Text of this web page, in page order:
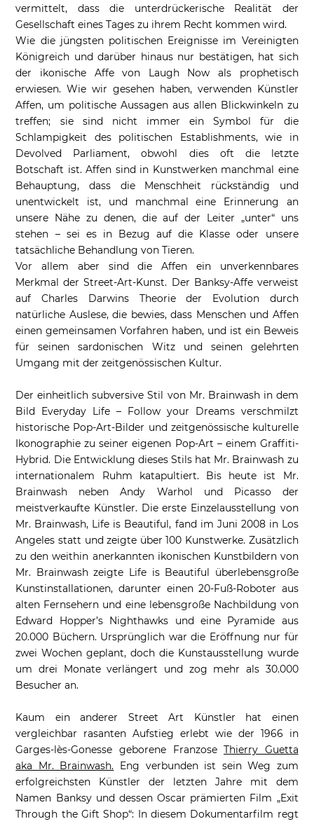
vermittelt, dass die unterdrückerische Realität der
Gesellschaft eines Tages zu ihrem Recht kommen wird.
Wie die jüngsten politischen Ereignisse im Vereinigten
Königreich und darüber hinaus nur bestätigen, hat sich
der ikonische Affe von Laugh Now als prophetisch
erwiesen. Wie wir gesehen haben, verwenden Künstler
Affen, um politische Aussagen aus allen Blickwinkeln zu
treffen; sie sind nicht immer ein Symbol für die
Schlampigkeit des politischen Establishments, wie in
Devolved Parliament, obwohl dies oft die letzte
Botschaft ist. Affen sind in Kunstwerken manchmal eine
Behauptung, dass die Menschheit rückständig und
unentwickelt ist, und manchmal eine Erinnerung an
unsere Nähe zu denen, die auf der Leiter „unter“ uns
stehen – sei es in Bezug auf die Klasse oder unsere
tatsächliche Behandlung von Tieren.
Vor allem aber sind die Affen ein unverkennbares
Merkmal der Street-Art-Kunst. Der Banksy-Affe verweist
auf Charles Darwins Theorie der Evolution durch
natürliche Auslese, die bewies, dass Menschen und Affen
einen gemeinsamen Vorfahren haben, und ist ein Beweis
für seinen sardonischen Witz und seinen gelehrten
Umgang mit der zeitgenössischen Kultur.
Der einheitlich subversive Stil von Mr. Brainwash in dem
Bild Everyday Life – Follow your Dreams verschmilzt
historische Pop-Art-Bilder und zeitgenössische kulturelle
Ikonographie zu seiner eigenen Pop-Art – einem Graffiti-
Hybrid. Die Entwicklung dieses Stils hat Mr. Brainwash zu
internationalem Ruhm katapultiert. Bis heute ist Mr.
Brainwash neben Andy Warhol und Picasso der
meistverkaufte Künstler. Die erste Einzelausstellung von
Mr. Brainwash, Life is Beautiful, fand im Juni 2008 in Los
Angeles statt und zeigte über 100 Kunstwerke. Zusätzlich
zu den weithin anerkannten ikonischen Kunstbildern von
Mr. Brainwash zeigte Life is Beautiful überlebensgroße
Kunstinstallationen, darunter einen 20-Fuß-Roboter aus
alten Fernsehern und eine lebensgroße Nachbildung von
Edward Hopper’s Nighthawks und eine Pyramide aus
20.000 Büchern. Ursprünglich war die Eröffnung nur für
zwei Wochen geplant, doch die Kunstausstellung wurde
um drei Monate verlängert und zog mehr als 30.000
Besucher an.
Kaum ein anderer Street Art Künstler hat einen
vergleichbar rasanten Aufstieg erlebt wie der 1966 in
Garges-lès-Gonesse geborene FranzoseThierry Guetta
aka Mr. Brainwash. Eng verbunden ist sein Weg zum
erfolgreichsten Künstler der letzten Jahre mit dem
Namen Banksy und dessen Oscar prämierten Film „Exit
Through the Gift Shop“: In diesem Dokumentarfilm regt